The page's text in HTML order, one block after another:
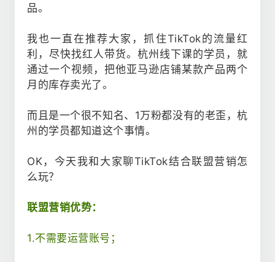
品。
我也一直在推荐大家，抓住TikTok的流量红
利，尽快找红人带货。杭州线下课的学员，就
通过一个视频，把他亚马逊店铺某款产品两个
月的库存卖光了。
而且是一个很不知名、1万粉都没有的老歪，杭
州的学员都知道这个事情。
OK，今天我和大家聊TikTok结合联盟营销怎
么玩？
联盟营销优势：
1.不需要运营账号；